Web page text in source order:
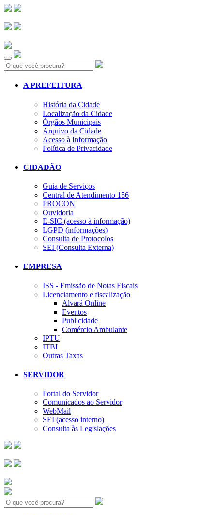
Search:
A PREFEITURA
História da Cidade
Localização da Cidade
Órgãos Municipais
Arquivo da Cidade
Acesso à Informação
Política de Privacidade
CIDADÃO
Guia de Serviços
Central de Atendimento 156
PROCON
Ouvidoria
E-SIC (acesso à informação)
LGPD (informações)
Consulta de Protocolos
SEI (Consulta Externa)
EMPRESA
ISS - Emissão de Notas Fiscais
Licenciamento e fiscalização
Alvará Online
Eventos
Publicidade
Comércio Ambulante
IPTU
ITBI
Outras Taxas
SERVIDOR
Portal do Servidor
Comunicados ao Servidor
WebMail
SEI (acesso interno)
Consulta às Legislações
Search: